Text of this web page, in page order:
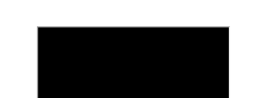
（=パイロットの反応と操縦と直感の総和に機体のサイズ補正を